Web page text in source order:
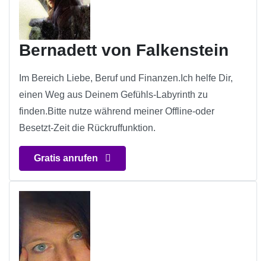
Bernadett von Falkenstein
Im Bereich Liebe, Beruf und Finanzen.Ich helfe Dir,
einen Weg aus Deinem Gefühls-Labyrinth zu
finden.Bitte nutze während meiner Offline-oder
Besetzt-Zeit die Rückruffunktion.
Gratis anrufen